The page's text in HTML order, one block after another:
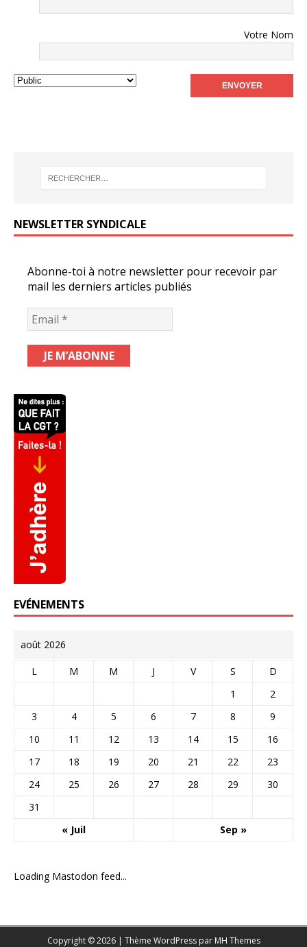
Votre Nom
NEWSLETTER SYNDICALE
Abonne-toi à notre newsletter pour recevoir par
mail les derniers articles publiés
EVÉNEMENTS
août 2026
L M M J V S
D
1
2
3
4 5 6 7 8
9
10
11 12 13 14 15
16
17
18 19 20 21 22
23
24
25 26 27 28 29
30
31
« Juil
Sep »
Loading Mastodon feed...
Copyright © 2026 | Thème WordPress par MH Themes